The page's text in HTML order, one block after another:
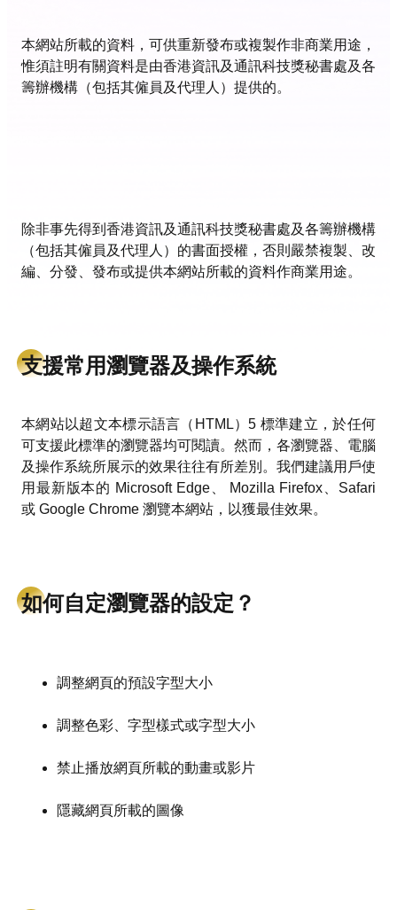
本網站所載的資料，可供重新發布或複製作非商業用途，
惟須註明有關資料是由香港資訊及通訊科技獎秘書處及各
籌辦機構（包括其僱員及代理人）提供的。
除非事先得到香港資訊及通訊科技獎秘書處及各籌辦機構
（包括其僱員及代理人）的書面授權，否則嚴禁複製、改
編、分發、發布或提供本網站所載的資料作商業用途。
支援常用瀏覽器及操作系統
本網站以超文本標示語言（HTML）5 標準建立，於任何
可支援此標準的瀏覽器均可閱讀。然而，各瀏覽器、電腦
及操作系統所展示的效果往往有所差別。我們建議用戶使
用最新版本的 Microsoft Edge、 Mozilla Firefox、Safari
或 Google Chrome 瀏覽本網站，以獲最佳效果。
如何自定瀏覽器的設定？
調整網頁的預設字型大小
調整色彩、字型樣式或字型大小
禁止播放網頁所載的動畫或影片
隱藏網頁所載的圖像